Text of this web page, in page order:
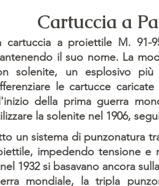
Cartuccia a
cartuccia a proiettile M.
il suo nome. La
solenite, un esplosivo
le cartucce
della prima guerra
la solenite nel 1906,
un sistema di punzonatura
impedendo tensione e
1932 si basavano ancora
mondiale, la tripla